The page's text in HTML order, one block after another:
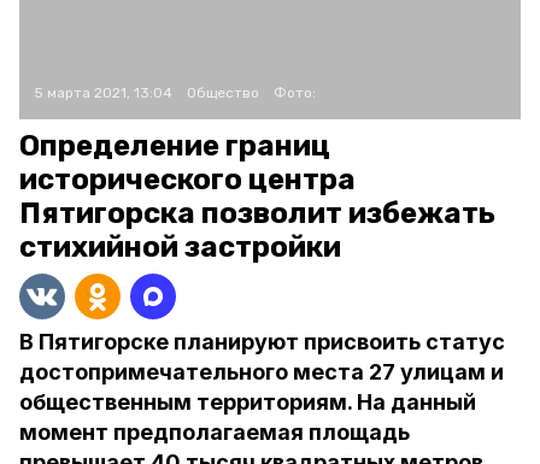
5 марта 2021, 13:04 Общество Фото:
Определение границ
исторического центра
Пятигорска позволит избежать
стихийной застройки
В Пятигорске планируют присвоить статус
достопримечательного места 27 улицам и
общественным территориям. На данный
момент предполагаемая площадь